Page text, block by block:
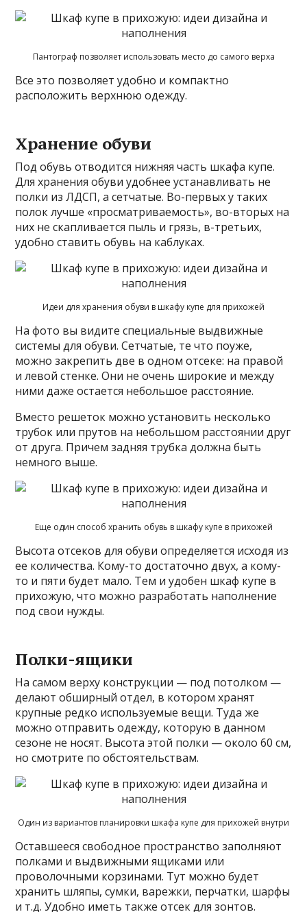
Пантограф позволяет использовать место до самого верха
Все это позволяет удобно и компактно
расположить верхнюю одежду.
Хранение обуви
Под обувь отводится нижняя часть шкафа купе.
Для хранения обуви удобнее устанавливать не
полки из ЛДСП, а сетчатые. Во-первых у таких
полок лучше «просматриваемость», во-вторых на
них не скапливается пыль и грязь, в-третьих,
удобно ставить обувь на каблуках.
Идеи для хранения обуви в шкафу купе для прихожей
На фото вы видите специальные выдвижные
системы для обуви. Сетчатые, те что поуже,
можно закрепить две в одном отсеке: на правой
и левой стенке. Они не очень широкие и между
ними даже остается небольшое расстояние.
Вместо решеток можно установить несколько
трубок или прутов на небольшом расстоянии друг
от друга. Причем задняя трубка должна быть
немного выше.
Еще один способ хранить обувь в шкафу купе в прихожей
Высота отсеков для обуви определяется исходя из
ее количества. Кому-то достаточно двух, а кому-
то и пяти будет мало. Тем и удобен шкаф купе в
прихожую, что можно разработать наполнение
под свои нужды.
Полки-ящики
На самом верху конструкции — под потолком —
делают обширный отдел, в котором хранят
крупные редко используемые вещи. Туда же
можно отправить одежду, которую в данном
сезоне не носят. Высота этой полки — около 60 см,
но смотрите по обстоятельствам.
Один из вариантов планировки шкафа купе для прихожей внутри
Оставшееся свободное пространство заполняют
полками и выдвижными ящиками или
проволочными корзинами. Тут можно будет
хранить шляпы, сумки, варежки, перчатки, шарфы
и т.д. Удобно иметь также отсек для зонтов.